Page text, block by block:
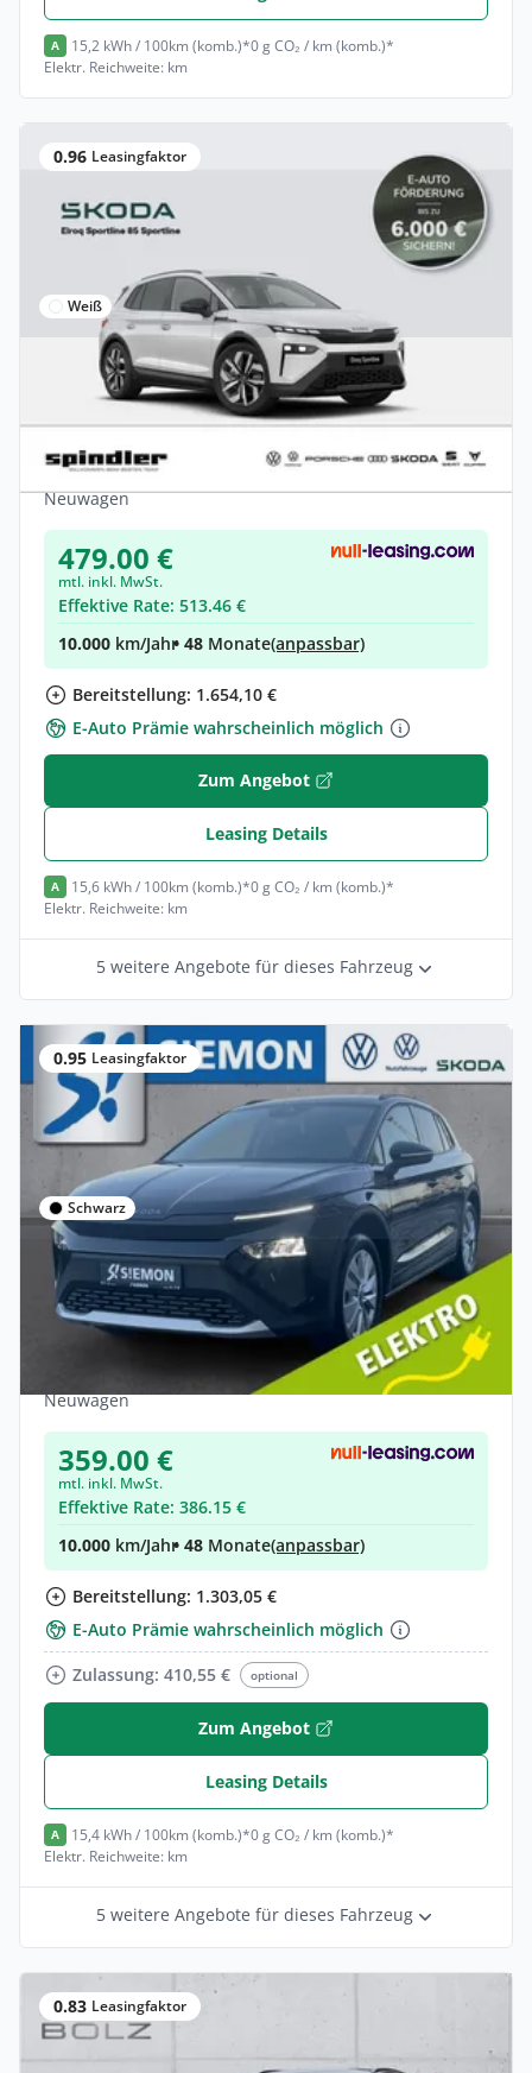
A 15,2 kWh / 100km (komb.)*0 g CO₂ / km (komb.)*
Elektr. Reichweite: km
0.96 Leasingfaktor
Weiß
Privat & Gewerbe
Skoda Elroq Sportline 85 (82 kWh) 210 kW
Elektro •Automatik •
286 PS (210 kW)
Neuwagen
479.00 €
mtl. inkl. MwSt.
Effektive Rate: 513.46 €
10.000 km/Jahr• 48 Monate(anpassbar)
Bereitstellung: 1.654,10 €
E-Auto Prämie wahrscheinlich möglich
Zum Angebot
Leasing Details
A 15,6 kWh / 100km (komb.)*0 g CO₂ / km (komb.)*
Elektr. Reichweite: km
5 weitere Angebote für dieses Fahrzeug
0.95 Leasingfaktor
Schwarz
Privat & Gewerbe
Skoda Elroq 60 Selection AHK LED Navi
PDC Klima ACC SH
Automatik •190 PS (140 kW)
Neuwagen
359.00 €
mtl. inkl. MwSt.
Effektive Rate: 386.15 €
10.000 km/Jahr• 48 Monate(anpassbar)
Bereitstellung: 1.303,05 €
E-Auto Prämie wahrscheinlich möglich
Zulassung: 410,55 €
optional
Zum Angebot
Leasing Details
A 15,4 kWh / 100km (komb.)*0 g CO₂ / km (komb.)*
Elektr. Reichweite: km
5 weitere Angebote für dieses Fahrzeug
0.83 Leasingfaktor